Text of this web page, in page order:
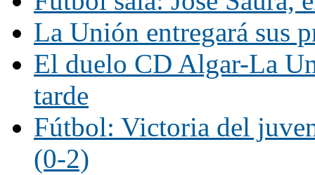
La Unión entregará sus
El duelo CD Algar-La
tarde
Fútbol: Victoria del
(0-2)